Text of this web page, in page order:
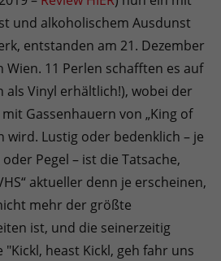
und alkoholischem Ausdunst
entstanden am 21. Dezember
Wien. 11 Perlen schafften es auf
als Vinyl erhältlich!), wobei der
Gassenhauern von „King of
wird. Lustig oder bedenklich – je
Pegel – ist die Tatsache,
aktueller denn je erscheinen,
mehr der größte
ist, und die seinerzeitig
"Kickl, heast Kickl, geh fahr uns